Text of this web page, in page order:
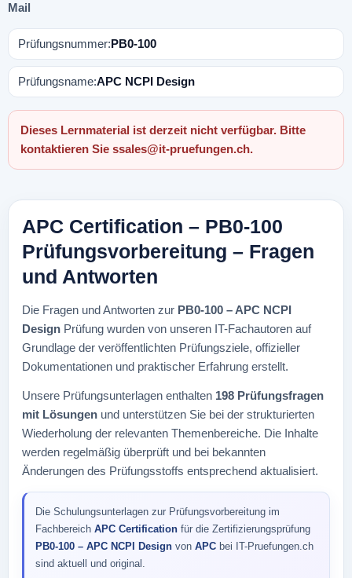
Mail
Prüfungsnummer:PB0-100
Prüfungsname:APC NCPI Design
Dieses Lernmaterial ist derzeit nicht verfügbar. Bitte
kontaktieren Sie ssales@it-pruefungen.ch.
APC Certification – PB0-100
Prüfungsvorbereitung – Fragen
und Antworten
Die Fragen und Antworten zur PB0-100 – APC NCPI
Design Prüfung wurden von unseren IT-Fachautoren auf
Grundlage der veröffentlichten Prüfungsziele, offizieller
Dokumentationen und praktischer Erfahrung erstellt.
Unsere Prüfungsunterlagen enthalten 198 Prüfungsfragen
mit Lösungen und unterstützen Sie bei der strukturierten
Wiederholung der relevanten Themenbereiche. Die Inhalte
werden regelmäßig überprüft und bei bekannten
Änderungen des Prüfungsstoffs entsprechend aktualisiert.
Die Schulungsunterlagen zur Prüfungsvorbereitung im
Fachbereich APC Certification für die Zertifizierungsprüfung
PB0-100 – APC NCPI Design von APC bei IT-Pruefungen.ch
sind aktuell und original.